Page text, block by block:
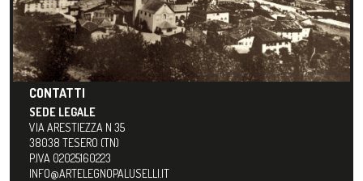
CONTATTI
SEDE LEGALE
VIA ARESTIEZZA N 35
38038 TESERO (TN)
P.IVA 02025160223
INFO@ARTELEGNOPALUSELLI.IT